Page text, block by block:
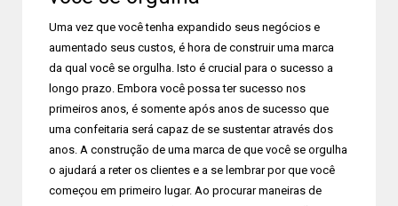
Uma vez que você tenha expandido seus negócios e
aumentado seus custos, é hora de construir uma marca
da qual você se orgulha. Isto é crucial para o sucesso a
longo prazo. Embora você possa ter sucesso nos
primeiros anos, é somente após anos de sucesso que
uma confeitaria será capaz de se sustentar através dos
anos. A construção de uma marca de que você se orgulha
o ajudará a reter os clientes e a se lembrar por que você
começou em primeiro lugar. Ao procurar maneiras de